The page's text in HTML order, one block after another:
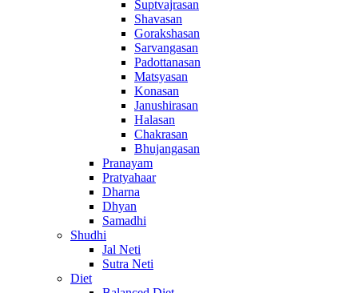
Suptvajrasan
Shavasan
Gorakshasan
Sarvangasan
Padottanasan
Matsyasan
Konasan
Janushirasan
Halasan
Chakrasan
Bhujangasan
Pranayam
Pratyahaar
Dharna
Dhyan
Samadhi
Shudhi
Jal Neti
Sutra Neti
Diet